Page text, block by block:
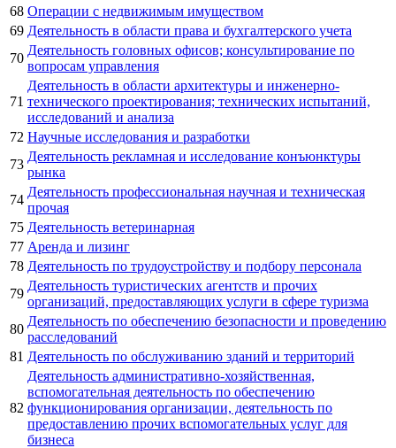
68 Операции с недвижимым имуществом
69 Деятельность в области права и бухгалтерского учета
70
Деятельность головных офисов; консультирование по
вопросам управления
71
Деятельность в области архитектуры и инженерно-
технического проектирования; технических испытаний,
исследований и анализа
72 Научные исследования и разработки
73
Деятельность рекламная и исследование конъюнктуры
рынка
74
Деятельность профессиональная научная и техническая
прочая
75 Деятельность ветеринарная
77 Аренда и лизинг
78 Деятельность по трудоустройству и подбору персонала
79
Деятельность туристических агентств и прочих
организаций, предоставляющих услуги в сфере туризма
80
Деятельность по обеспечению безопасности и проведению
расследований
81 Деятельность по обслуживанию зданий и территорий
82
Деятельность административно-хозяйственная,
вспомогательная деятельность по обеспечению
функционирования организации, деятельность по
предоставлению прочих вспомогательных услуг для
бизнеса